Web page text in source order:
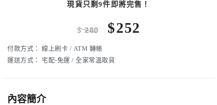
現貨只剩9件即將完售！
$280 $252
付款方式： 線上刷卡 / ATM 轉帳
運送方式：
宅配-免運 / 全家常溫取貨
內容簡介